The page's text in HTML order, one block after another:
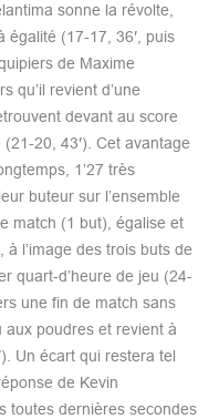
sonne la révolte,
égalité (17-17, 36′, puis
de Maxime
qu’il revient d’une
devant au score
20, 43′). Cet avantage
1’27 très
buteur sur l’ensemble
match (1 but), égalise et
l’image des trois buts de
quart-d’heure de jeu (24-
une fin de match sans
aux poudres et revient à
Un écart qui restera tel
de Kevin
toutes dernières secondes